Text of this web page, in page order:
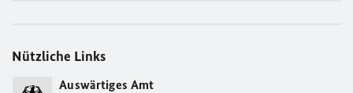
Nützliche Links
Auswärtiges Amt